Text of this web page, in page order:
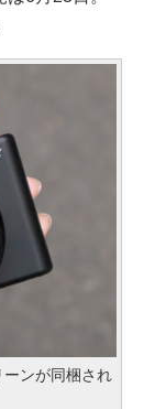
ンが同梱され